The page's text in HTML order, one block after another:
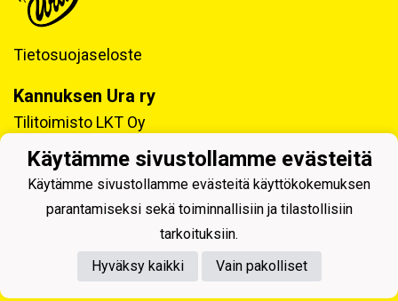
Tietosuojaseloste
Kannuksen Ura ry
Tilitoimisto LKT Oy
Y-tunnus: 0218992-7
Powered by
Käytämme sivustollamme evästeitä
Käytämme sivustollamme evästeitä käyttökokemuksen
parantamiseksi sekä toiminnallisiin ja tilastollisiin
tarkoituksiin.
Hyväksy kaikki
Vain pakolliset